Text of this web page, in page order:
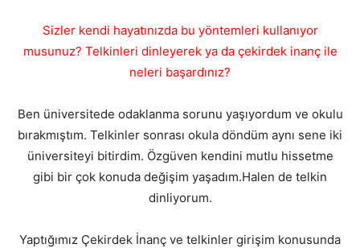
Sizler kendi hayatınızda bu yöntemleri kullanıyor
musunuz? Telkinleri dinleyerek ya da çekirdek inanç ile
neleri başardınız?
Ben üniversitede odaklanma sorunu yaşıyordum ve okulu
bırakmıştım. Telkinler sonrası okula döndüm aynı sene iki
üniversiteyi bitirdim. Özgüven kendini mutlu hissetme
gibi bir çok konuda değişim yaşadım.Halen de telkin
dinliyorum.
Yaptığımız Çekirdek İnanç ve telkinler girişim konusunda